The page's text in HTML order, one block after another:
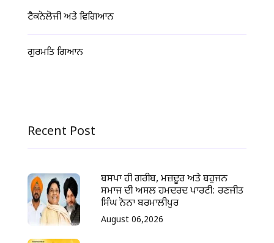
ਟੈਕਨੋਲੋਜੀ ਅਤੇ ਵਿਗਿਆਨ
ਗੁਰਮਤਿ ਗਿਆਨ
Recent Post
ਬਸਪਾ ਹੀ ਗਰੀਬ, ਮਜ਼ਦੂਰ ਅਤੇ ਬਹੁਜਨ
ਸਮਾਜ ਦੀ ਅਸਲ ਹਮਦਰਦ ਪਾਰਟੀ: ਰਣਜੀਤ
ਸਿੰਘ ਨੋਨਾ ਬਰਮਾਲੀਪੁਰ
August 06,2026